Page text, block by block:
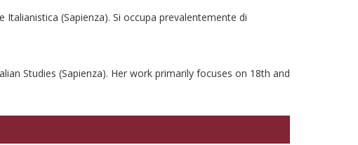
Italianistica (Sapienza). Si occupa prevalentemente di
Studies (Sapienza). Her work primarily focuses on 18th and